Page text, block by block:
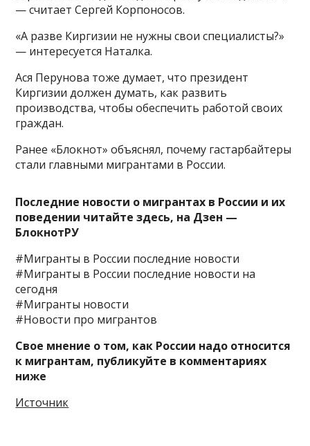
— считает Сергей Корпоносов.
«А разве Киргизии не нужны свои специалисты?»
— интересуется Наталка.
Ася Перунова тоже думает, что президент
Киргизии должен думать, как развить
производства, чтобы обеспечить работой своих
граждан.
Ранее «Блокнот» объяснял, почему гастарбайтеры
стали главными мигрантами в России.
Последние новости о мигрантах в России и их
поведении читайте здесь, на Дзен —
БлокнотРУ
#Мигранты в России последние новости
#Мигранты в России последние новости на
сегодня
#Мигранты новости
#Новости про мигрантов
Свое мнение о том, как России надо относится
к мигрантам, публикуйте в комментариях
ниже
Источник